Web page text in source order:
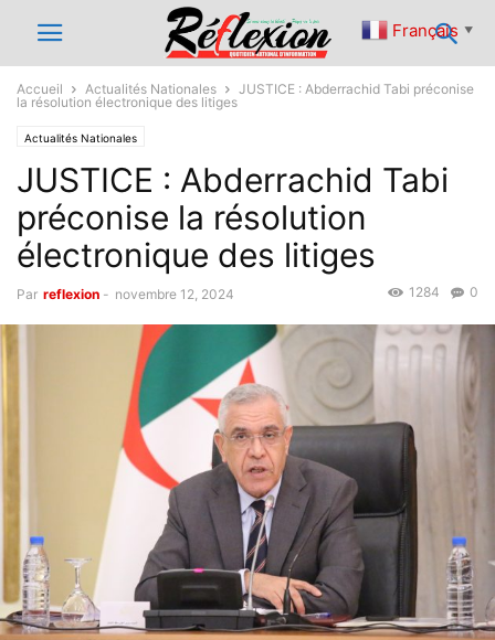
Accueil Actualités Nationales
JUSTICE : Abderrachid Tabi préconise
la résolution électronique des litiges
Actualités Nationales
JUSTICE : Abderrachid Tabi
préconise la résolution
électronique des litiges
Par reflexion - novembre 12, 2024 0
1284
Français ▼